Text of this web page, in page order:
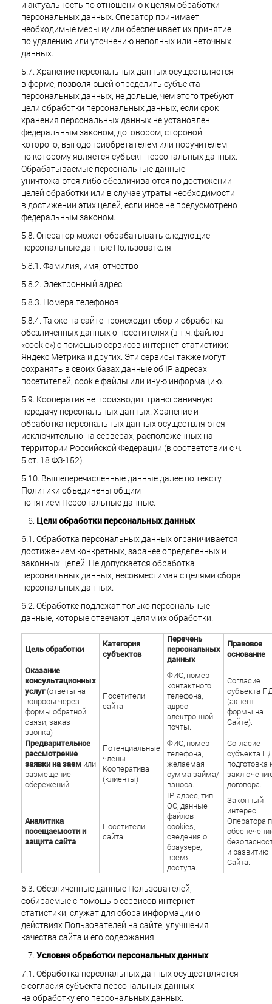
и актуальность по отношению к целям обработки
персональных данных. Оператор принимает
необходимые меры и/или обеспечивает их принятие
по удалению или уточнению неполных или неточных
данных.
5.7. Хранение персональных данных осуществляется
в форме, позволяющей определить субъекта
персональных данных, не дольше, чем этого требуют
цели обработки персональных данных, если срок
хранения персональных данных не установлен
федеральным законом, договором, стороной
которого, выгодоприобретателем или поручителем
по которому является субъект персональных данных.
Обрабатываемые персональные данные
уничтожаются либо обезличиваются по достижении
целей обработки или в случае утраты необходимости
в достижении этих целей, если иное не предусмотрено
федеральным законом.
5.8. Оператор может обрабатывать следующие
персональные данные Пользователя:
5.8.1. Фамилия, имя, отчество
5.8.2. Электронный адрес
5.8.3. Номера телефонов
5.8.4. Также на сайте происходит сбор и обработка
обезличенных данных о посетителях (в т.ч. файлов
«cookie») с помощью сервисов интернет-статистики:
Яндекс Метрика и других. Эти сервисы также могут
сохранять в своих базах данные об IP адресах
посетителей, cookie файлы или иную информацию.
5.9. Кооператив не производит трансграничную
передачу персональных данных. Хранение и
обработка персональных данных осуществляются
исключительно на серверах, расположенных на
территории Российской Федерации (в соответствии с ч.
5 ст. 18 ФЗ-152).
5.10. Вышеперечисленные данные далее по тексту
Политики объединены общим
понятием Персональные данные.
Цели обработки персональных данных
6.1. Обработка персональных данных ограничивается
достижением конкретных, заранее определенных и
законных целей. Не допускается обработка
персональных данных, несовместимая с целями сбора
персональных данных.
6.2. Обработке подлежат только персональные
данные, которые отвечают целям их обработки.
Цель обработки
Категория
субъектов
Перечень
персональных
данных
Правовое
основание
Оказание
консультационных
услуг(ответы на
вопросы через
формы обратной
связи, заказ
звонка)
Посетители
сайта
ФИО, номер
контактного
телефона,
адрес
электронной
почты.
Согласие
субъекта
(акцепт
формы на
Сайте).
Предварительное
рассмотрение
заявки на заемили
размещение
сбережений
Потенциальные
члены
Кооператива
(клиенты)
ФИО, номер
телефона,
желаемая
сумма займа/
взноса.
Согласие
субъекта
подготовка
договора.
Аналитика
посещаемости и
защита сайта
Посетители
сайта
IP-адрес, тип
ОС, данные
файлов
cookies,
сведения о
браузере,
время
доступа.
Законный
интерес
Оператора
и развитию
Сайта.
6.3. Обезличенные данные Пользователей,
собираемые с помощью сервисов интернет-
статистики, служат для сбора информации о
действиях Пользователей на сайте, улучшения
качества сайта и его содержания.
Условия обработки персональных данных
7.1. Обработка персональных данных осуществляется
с согласия субъекта персональных данных
на обработку его персональных данных.